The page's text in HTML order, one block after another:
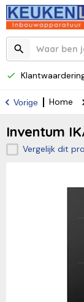
Vorige Home
Inventum
Vergelijk dit